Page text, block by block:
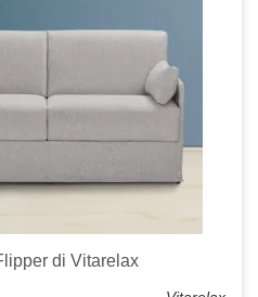
di Vitarelax